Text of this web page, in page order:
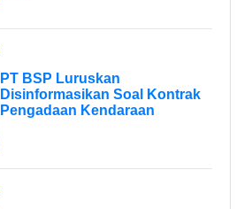
PT BSP Luruskan
Disinformasikan Soal Kontrak
Pengadaan Kendaraan